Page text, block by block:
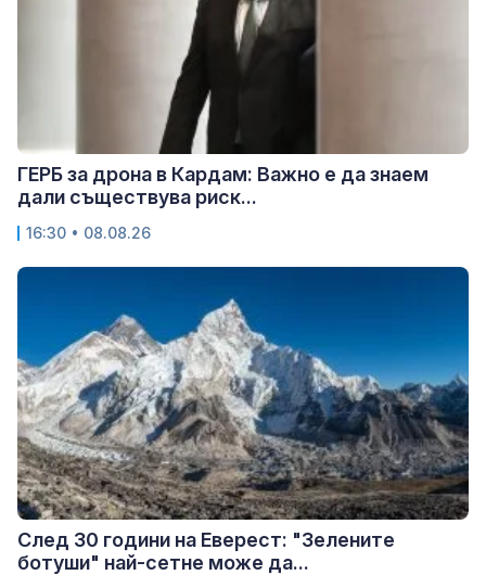
ГЕРБ за дрона в Кардам: Важно е да знаем
дали съществува риск...
16:30 • 08.08.26
След 30 години на Еверест: "Зелените
ботуши" най-сетне може да...